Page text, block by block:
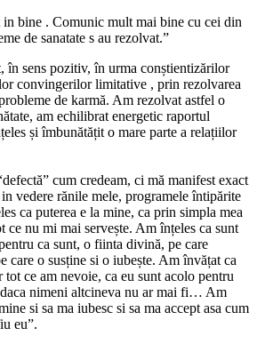
in bine . Comunic mult mai bine cu cei din
de sanatate s au rezolvat.”
în sens pozitiv, în urma conștientizărilor
convingerilor limitative , prin rezolvarea
de karmă. Am rezolvat astfel o
am echilibrat energetic raportul
și îmbunătățit o mare parte a relațiilor
cum credeam, ci mă manifest exact
vedere rănile mele, programele întipărite
ca puterea e la mine, ca prin simpla mea
ce nu mi mai servește. Am înțeles ca sunt
ca sunt, o fiinta divină, pe care
care o susține si o iubește. Am învățat ca
tot ce am nevoie, ca eu sunt acolo pentru
nimeni altcineva nu ar mai fi… Am
si sa ma iubesc si sa ma accept asa cum
eu”.